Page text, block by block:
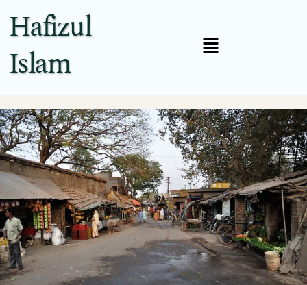
Hafizul
Islam